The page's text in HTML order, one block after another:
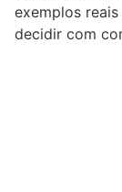
exemplos
decidir com